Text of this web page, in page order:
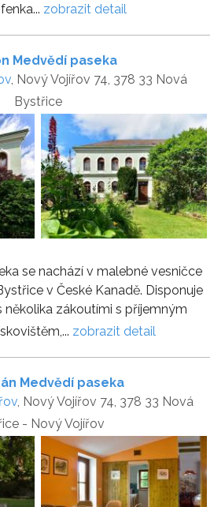
zobrazit detail
Medvědí paseka
, Nový Vojířov 74, 378 33 Nová
Bystřice
se nachází v malebné vesničce
v České Kanadě. Disponuje
několika zákoutími s příjemným
zobrazit detail
Medvědí paseka
, Nový Vojířov 74, 378 33 Nová
- Nový Vojířov